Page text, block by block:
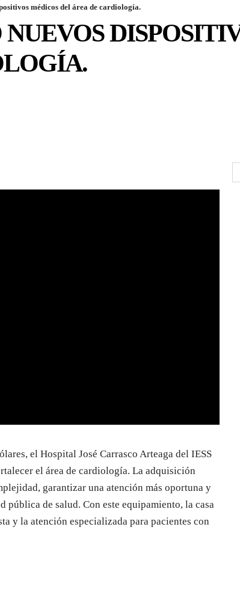
médicos del área de cardiología.
el Hospital José Carrasco Arteaga del IESS
el área de cardiología. La adquisición
garantizar una atención más oportuna y
de salud. Con este equipamiento, la casa
y la atención especializada para pacientes con